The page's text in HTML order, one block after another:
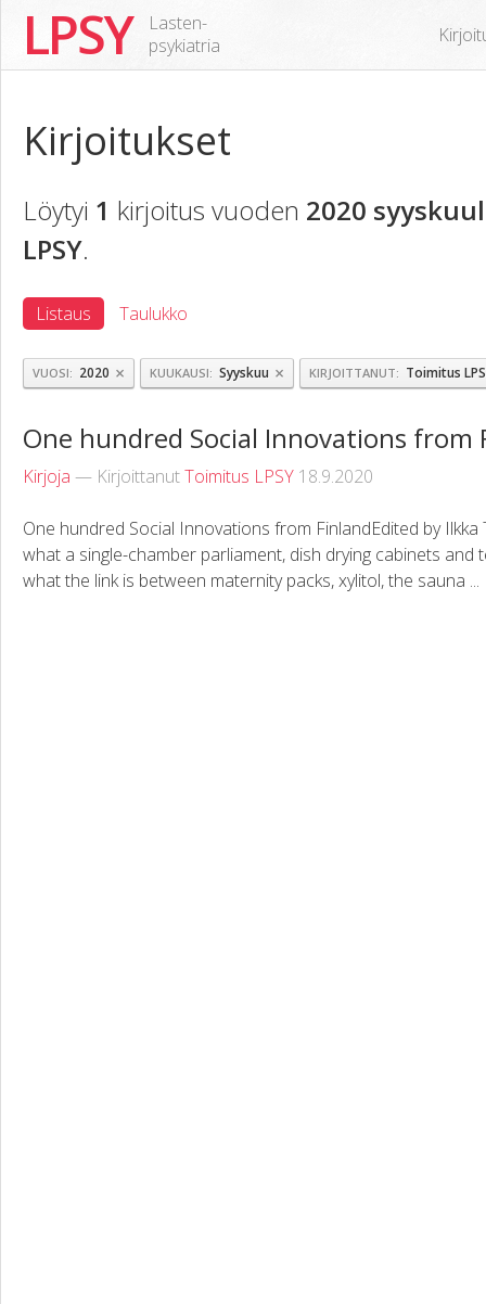
LPSY
Lasten-
psykiatria
Kirjoitukset
Löytyi 1 kirjoitus vuoden 2020
LPSY.
Listaus Taulukko
VUOSI 2020 × KUUKAUSI Syyskuu × KIRJOITTANUT Toimitus
One hundred Social Innovations from
Kirjoja — KirjoittanutToimitus LPSY 18.9.2020
One hundred Social Innovations from FinlandEdited by
what a single-chamber parliament, dish drying cabinets and
what the link is between maternity packs, xylitol, the sauna ...